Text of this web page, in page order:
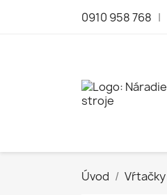
0910 958 768 |
Úvod Vŕtačky